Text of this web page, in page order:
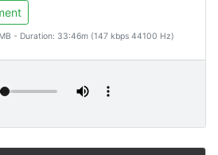
- Duration: 33:46m (147 kbps 44100 Hz)